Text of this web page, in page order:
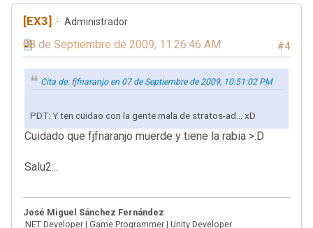
[EX3] Administrador
#4
08 de Septiembre de 2009, 11:26:46 AM
Cita de: fjfnaranjo en 07 de Septiembre de 2009, 10:51:02 PM
PDT: Y ten cuidao con la gente mala de stratos-ad... xD
Cuidado que fjfnaranjo muerde y tiene la rabia >:D
Salu2...
José Miguel Sánchez Fernández
.NET Developer | Game Programmer | Unity Developer